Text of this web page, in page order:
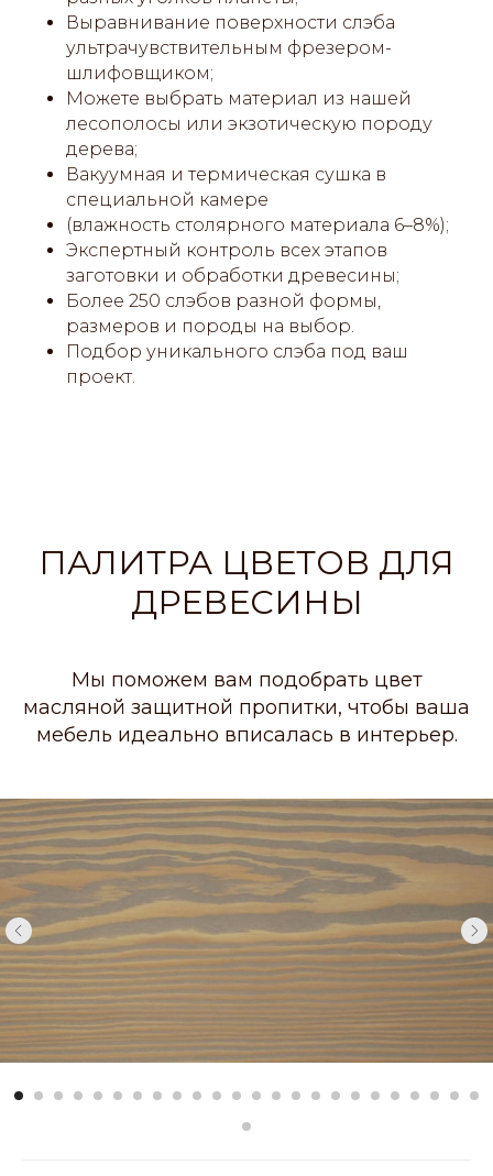
Выравнивание поверхности слэба
ультрачувствительным фрезером-
шлифовщиком;
Можете выбрать материал из нашей
лесополосы или экзотическую породу
дерева;
Вакуумная и термическая сушка в
специальной камере
(влажность столярного материала 6–8%);
Экспертный контроль всех этапов
заготовки и обработки древесины;
Более 250 слэбов разной формы,
размеров и породы на выбор.
Подбор уникального слэба под ваш
проект.
ПАЛИТРА ЦВЕТОВ ДЛЯ
ДРЕВЕСИНЫ
Мы поможем вам подобрать цвет
масляной защитной пропитки, чтобы ваша
мебель идеально вписалась в интерьер.